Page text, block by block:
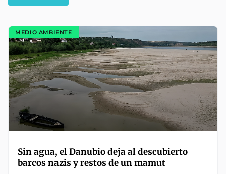
MEDIO AMBIENTE
Sin agua, el Danubio deja al descubierto
barcos nazis y restos de un mamut